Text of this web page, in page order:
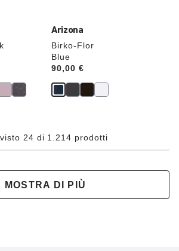
Arizona
Birko-Flor
Blue
Price:
90,00 €
24 di 1.214 prodotti
MOSTRA DI PIÙ